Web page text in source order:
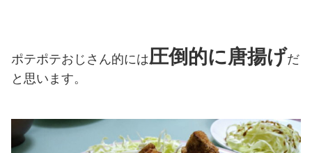
ポテポテおじさん的には圧倒的に唐揚げだ
と思います。